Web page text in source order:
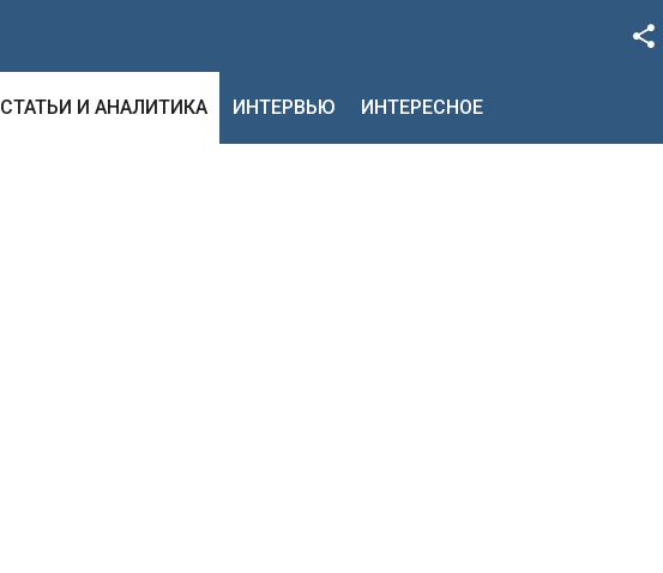
Google+
СТАТЬИ И АНАЛИТИКА ИНТЕРВЬЮ ИНТЕРЕСНОЕ